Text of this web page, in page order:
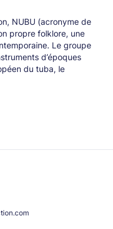
NUBU (acronyme de
propre folklore, une
Le groupe
d’époques
du tuba, le
une matière à
nourrie de scansion, de
une place inattendue